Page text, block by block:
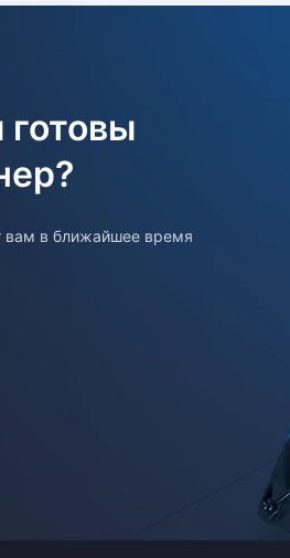
вам в ближайшее время